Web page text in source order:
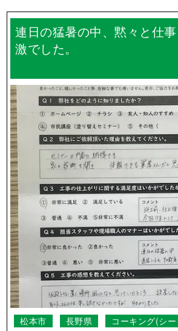
連日の猛暑の中、黙々と仕
激でした。
松本市 長野県
コーキング(シ